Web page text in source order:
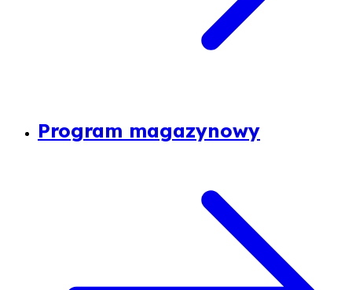
Program magazynowy